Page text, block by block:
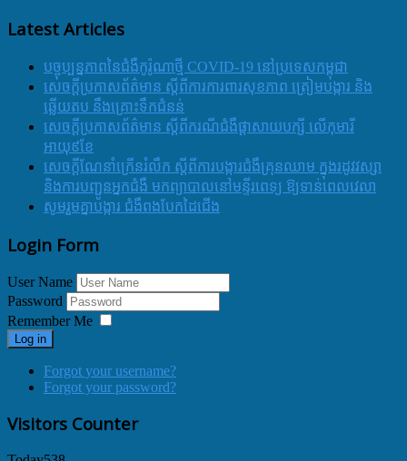
Latest Articles
បច្ចុប្បន្នភាពនៃជំងឺកូរ៉ូណាថ្មី COVID-19 នៅប្រទេសកម្ពុជា
សេចក្តីប្រកាសព័ត៌មាន ស្តីពីការការពារសុខភាព ត្រៀមបង្ការ និង
ឆ្លើយតប នឹងគ្រោះទឹកជំនន់
សេចក្តីប្រកាសព័ត៌មាន ស្តីពីករណីជំងឺផ្តាសាយបក្សី លើកុមារី
អាយុ៩ខែ
សេចក្ដីណែនាំក្រើនរំលឹក ស្ដីពីការបង្ការជំងឺគ្រុនឈាម ក្នុងរដូវវស្សា
និងការបញ្ជូនអ្នកជំងឺ មកព្យាបាលនៅមន្ទីរពេទ្យ ឱ្យទាន់ពេលវេលា
សូមរួមគ្នាបង្ការ ជំងឺពងបែកដៃជើង
Login Form
User Name
Password
Remember Me
Log in
Forgot your username?
Forgot your password?
Visitors Counter